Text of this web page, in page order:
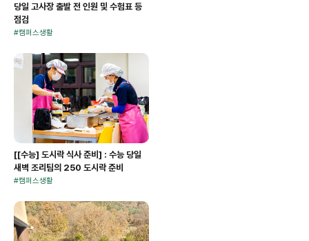
당일 고사장 출발 전 인원 및 수험표 등
점검
#캠퍼스생활
[[수능] 도시락 식사 준비] : 수능 당일
새벽 조리팀의 250 도시락 준비
#캠퍼스생활